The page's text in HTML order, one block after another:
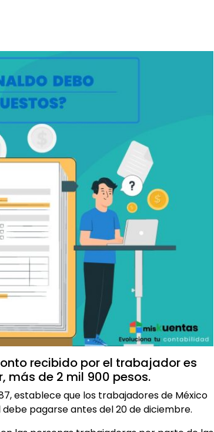
recibido por el trabajador es
más de 2 mil 900 pesos.
establece que los trabajadores de México
pagarse antes del 20 de diciembre.